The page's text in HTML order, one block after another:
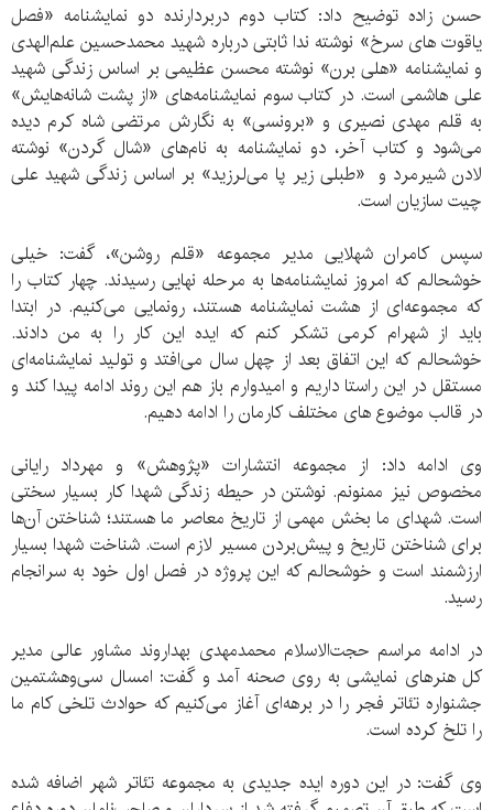
حسن زاده توضیح داد: کتاب دوم دربردارنده دو نمایشنامه «فصل
یاقوت های سرخ» نوشته ندا ثابتی درباره شهید محمدحسین علم‌الهدی
و نمایشنامه «هلی برن» نوشته محسن عظیمی بر اساس زندگی شهید
علی هاشمی است. در کتاب سوم نمایشنامه‌های «از پشت شانه‌هایش»
به قلم مهدی نصیری و «برونسی» به نگارش مرتضی شاه کرم دیده
می‌شود و کتاب آخر، دو نمایشنامه به نام‌های «شال گردن» نوشته
لادن شیرمرد و «طبلی زیر پا می‌لرزید» بر اساس زندگی شهید علی
چیت سازیان است.
سپس کامران شهلایی مدیر مجموعه «قلم روشن»، گفت: خیلی
خوشحالم که امروز نمایشنامه‌ها به مرحله نهایی رسیدند. چهار کتاب را
که مجموعه‌ای از هشت نمایشنامه هستند، رونمایی می‌کنیم. در ابتدا
باید از شهرام کرمی تشکر کنم که ایده این کار را به من دادند.
خوشحالم که این اتفاق بعد از چهل سال می‌افتد و تولید نمایشنامه‌ای
مستقل در این راستا داریم و امیدوارم باز هم این روند ادامه پیدا کند و
در قالب موضوع های مختلف کارمان را ادامه دهیم.
وی ادامه داد: از مجموعه انتشارات «پژوهش» و مهرداد رایانی
مخصوص نیز ممنونم. نوشتن در حیطه زندگی شهدا کار بسیار سختی
است. شهدای ما بخش مهمی از تاریخ معاصر ما هستند؛ شناختن آن‌ها
برای شناختن تاریخ و پیش‌بردن مسیر لازم است. شناخت شهدا بسیار
ارزشمند است و خوشحالم که این پروژه در فصل اول خود به سرانجام
رسید.
در ادامه مراسم حجت‌الاسلام محمدمهدی بهداروند مشاور عالی مدیر
کل هنرهای نمایشی به روی صحنه آمد و گفت: امسال سی‌وهشتمین
جشنواره تئاتر فجر را در برهه‌ای آغاز می‌کنیم که حوادث تلخی کام ما
را تلخ کرده است.
وی گفت: در این دوره ایده جدیدی به مجموعه تئاتر شهر اضافه شده